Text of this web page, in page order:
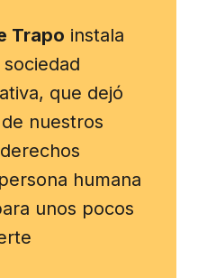
Trapo instala
que dejó
nuestros
humana
unos pocos